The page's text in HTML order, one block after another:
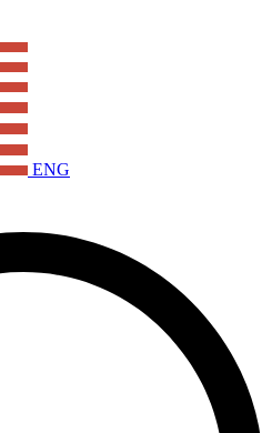
ENG